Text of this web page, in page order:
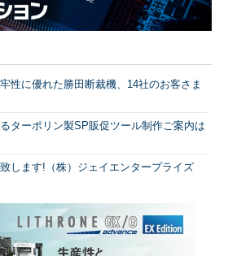
性に優れた勝田断裁機、14社のお客さま
ターポリン製SP販促ツール制作ご案内は
します!（株）ジェイエンタープライズ